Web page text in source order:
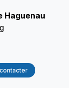
Haguenau